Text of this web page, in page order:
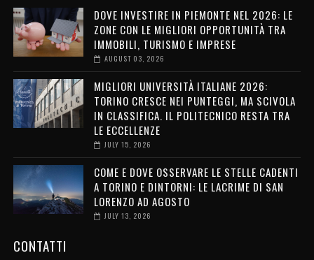
DOVE INVESTIRE IN PIEMONTE NEL 2026: LE
ZONE CON LE MIGLIORI OPPORTUNITÀ TRA
IMMOBILI, TURISMO E IMPRESE
AUGUST 03, 2026
MIGLIORI UNIVERSITÀ ITALIANE 2026:
TORINO CRESCE NEI PUNTEGGI, MA SCIVOLA
IN CLASSIFICA. IL POLITECNICO RESTA TRA
LE ECCELLENZE
JULY 15, 2026
COME E DOVE OSSERVARE LE STELLE CADENTI
A TORINO E DINTORNI: LE LACRIME DI SAN
LORENZO AD AGOSTO
JULY 13, 2026
CONTATTI